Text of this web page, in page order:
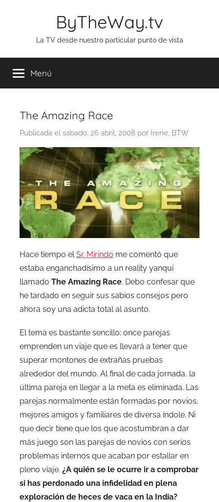
ByTheWay.tv
La TV desde nuestro particular punto de vista
Menú
The Amazing Race
Publicada el sábado, 26 abril, 2008 por Irene, BTW
Hace tiempo elSr. Mirindo me comentó que
estaba enganchadísimo a un reality yanqui
llamado The Amazing Race. Debo confesar que
he tardado en seguir sus sabios consejos pero
ahora soy una adicta total al asunto.
El tema es bastante sencillo: once parejas
emprenden un viaje que es llevará a tener que
superar montones de extrañas pruebas
alrededor del mundo. Al final de cada jornada, la
última pareja en llegar a la meta es eliminada. Las
parejas normalmente están formadas por novios,
mejores amigos y familiares de diversa índole. Ni
que decir tiene que los que acostumbran a dar
más juego son las parejas de novios con serios
problemas internos que acaban por estallar en
pleno viaje. ¿A quién se le ocurre ir a comprobar
si has perdonado una infidelidad en plena
exploración de heces de vaca en la India?